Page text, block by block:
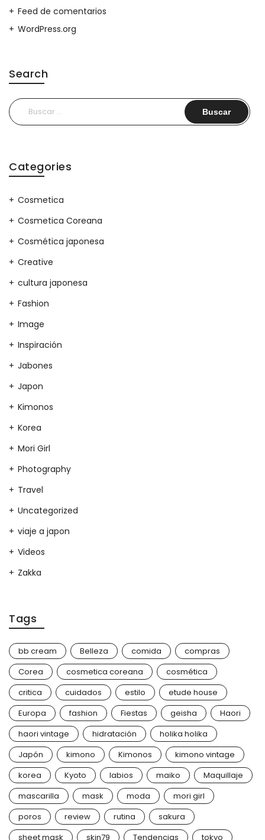
Feed de comentarios
WordPress.org
Search
Buscar:
Categories
Cosmetica
Cosmetica Coreana
Cosmética japonesa
Creative
cultura japonesa
Fashion
Image
Inspiración
Jabones
Japon
Kimonos
Korea
Mori Girl
Photography
Travel
Uncategorized
viaje a japon
Videos
Zakka
Tags
bb cream Belleza comida
compras
Corea
cosmetica coreana
cosmética
critica
cuidados estilo
etude house
Europa
fashion Fiestas geisha
Haori
haori vintage
hidratación
holika holika
Japón
kimono Kimonos
kimono vintage
korea
Kyoto labios maiko
Maquillaje
mascarilla
mask moda
mori girl
poros
review rutina
sakura
sheet mask
skin79 Tendencias tokyo